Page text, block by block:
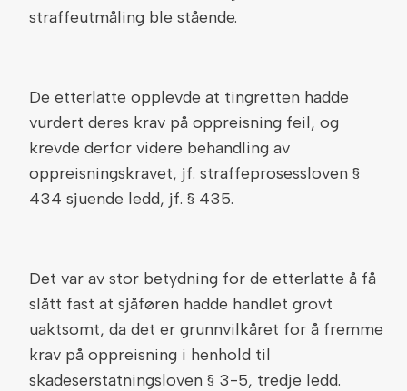
straffeutmåling ble stående.
De etterlatte opplevde at tingretten hadde
vurdert deres krav på oppreisning feil, og
krevde derfor videre behandling av
oppreisningskravet, jf. straffeprosessloven §
434 sjuende ledd, jf. § 435.
Det var av stor betydning for de etterlatte å få
slått fast at sjåføren hadde handlet grovt
uaktsomt, da det er grunnvilkåret for å fremme
krav på oppreisning i henhold til
skadeserstatningsloven § 3-5, tredje ledd.